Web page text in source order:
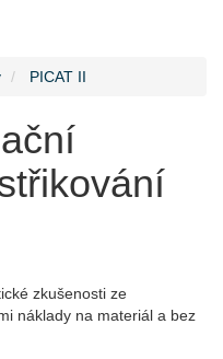
PICAT II
zkušenosti ze
náklady na materiál a bez